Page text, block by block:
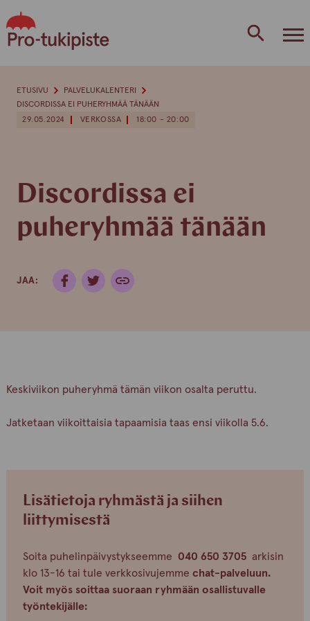
to
content
29.05.2024 VERKOSSA 18:00 - 20:00
Discordissa ei
puheryhmää tänään
JAA:
ETUSIVU
PALVELUKALENTERI
DISCORDISSA EI PUHERYHMÄÄ TÄNÄÄN
Keskiviikon puheryhmä tämän viikon osalta peruttu.
Jatketaan viikoittaisia tapaamisia taas ensi viikolla 5.6.
Lisätietoja ryhmästä ja siihen
liittymisestä
Soita puhelinpäivystykseemme 040 650 3705arkisin
klo 13-16 tai tule verkkosivujemme chat-palveluun.
Voit myös soittaa suoraan ryhmään osallistuvalle
työntekijälle: